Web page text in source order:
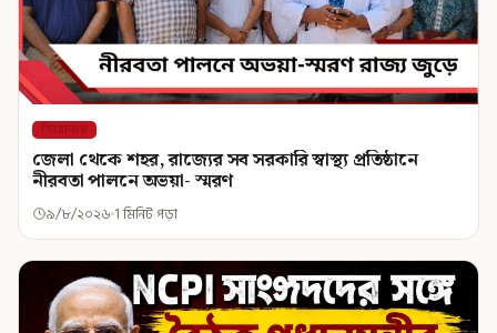
শিরোনাম
জেলা থেকে শহর, রাজ্যের সব সরকারি স্বাস্থ্য প্রতিষ্ঠানে
নীরবতা পালনে অভয়া- স্মরণ
৯/৮/২০২৬ 1 মিনিট পড়া